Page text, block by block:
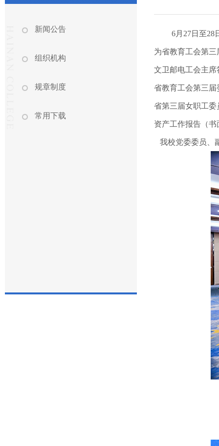
新闻公告
组织机构
规章制度
常用下载
6月27日至28
为省教育工会第
文卫邮电工会主
省教育工会第三
省第三届女职工
资产工作报告（书
我校党委委员、